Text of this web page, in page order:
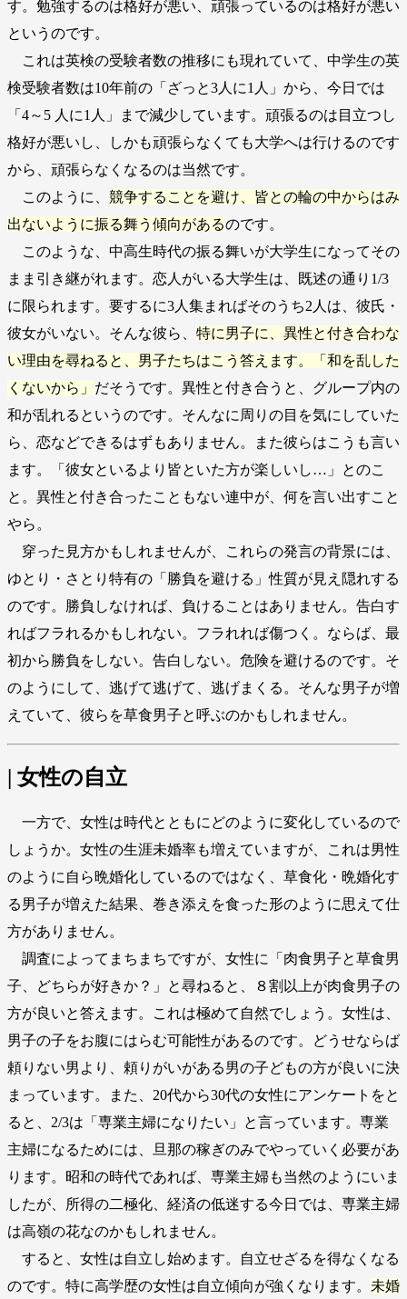
す。勉強するのは格好が悪い、頑張っているのは格好が悪い
というのです。
これは英検の受験者数の推移にも現れていて、中学生の英
検受験者数は10年前の「ざっと3人に1人」から、今日では
「4～5 人に1人」まで減少しています。頑張るのは目立つし
格好が悪いし、しかも頑張らなくても大学へは行けるのです
から、頑張らなくなるのは当然です。
このように、 競争することを避け、皆との輪の中からはみ
出ないように振る舞う傾向があるのです。
このような、中高生時代の振る舞いが大学生になってその
まま引き継がれます。恋人がいる大学生は、既述の通り1/3
に限られます。要するに3人集まればそのうち2人は、彼氏・
彼女がいない。そんな彼ら、 特に男子に、異性と付き合わな
い理由を尋ねると、男子たちはこう答えます。「和を乱した
くないから」 だそうです。異性と付き合うと、グループ内の
和が乱れるというのです。そんなに周りの目を気にしていた
ら、恋などできるはずもありません。また彼らはこうも言い
ます。「彼女といるより皆といた方が楽しいし…」とのこ
と。異性と付き合ったこともない連中が、何を言い出すこと
やら。
穿った見方かもしれませんが、これらの発言の背景には、
ゆとり・さとり特有の「勝負を避ける」性質が見え隠れする
のです。勝負しなければ、負けることはありません。告白す
ればフラれるかもしれない。フラれれば傷つく。ならば、最
初から勝負をしない。告白しない。危険を避けるのです。そ
のようにして、逃げて逃げて、逃げまくる。そんな男子が増
えていて、彼らを草食男子と呼ぶのかもしれません。
| 女性の自立
一方で、女性は時代とともにどのように変化しているので
しょうか。女性の生涯未婚率も増えていますが、これは男性
のように自ら晩婚化しているのではなく、草食化・晩婚化す
る男子が増えた結果、巻き添えを食った形のように思えて仕
方がありません。
調査によってまちまちですが、女性に「肉食男子と草食男
子、どちらが好きか？」と尋ねると、８割以上が肉食男子の
方が良いと答えます。これは極めて自然でしょう。女性は、
男子の子をお腹にはらむ可能性があるのです。どうせならば
頼りない男より、頼りがいがある男の子どもの方が良いに決
まっています。また、20代から30代の女性にアンケートをと
ると、2/3は「専業主婦になりたい」と言っています。専業
主婦になるためには、旦那の稼ぎのみでやっていく必要があ
ります。昭和の時代であれば、専業主婦も当然のようにいま
したが、所得の二極化、経済の低迷する今日では、専業主婦
は高嶺の花なのかもしれません。
すると、女性は自立し始めます。自立せざるを得なくなる
のです。特に高学歴の女性は自立傾向が強くなります。 未婚